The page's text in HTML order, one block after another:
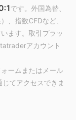
です。外国為替、
、指数CFDなど、
ます。取引プラッ
アカウント
ームまたはメール
じてアクセスできま